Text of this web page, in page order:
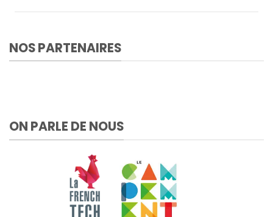
NOS PARTENAIRES
ON PARLE DE NOUS